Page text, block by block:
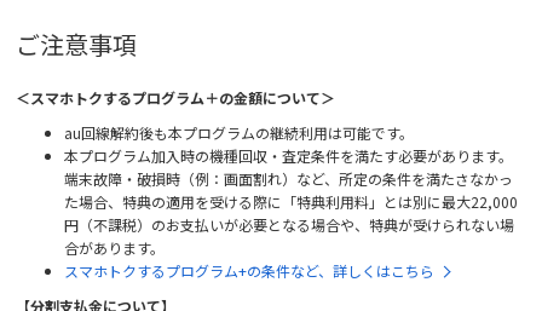
ご注意事項
＜スマホトクするプログラム＋の金額について＞
au回線解約後も本プログラムの継続利用は可能です。
本プログラム加入時の機種回収・査定条件を満たす必要があります。
端末故障・破損時（例：画面割れ）など、所定の条件を満たさなかっ
た場合、特典の適用を受ける際に「特典利用料」とは別に最大22,000
円（不課税）のお支払いが必要となる場合や、特典が受けられない場
合があります。
スマホトクするプログラム+の条件など、詳しくはこちら
【分割支払金について】